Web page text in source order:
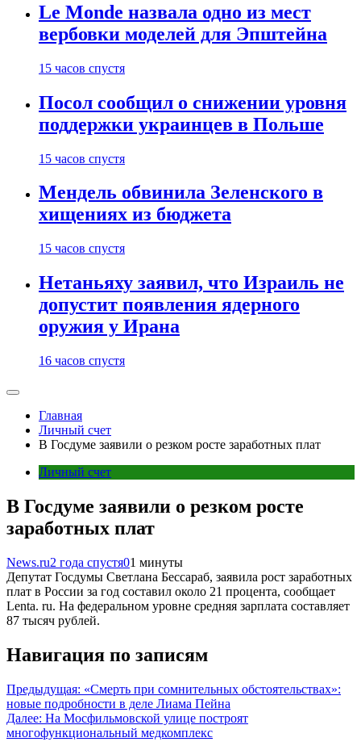
Le Monde назвала одно из мест
вербовки моделей для Эпштейна
15 часов спустя
Посол сообщил о снижении уровня
поддержки украинцев в Польше
15 часов спустя
Мендель обвинила Зеленского в
хищениях из бюджета
15 часов спустя
Нетаньяху заявил, что Израиль не
допустит появления ядерного
оружия у Ирана
16 часов спустя
Главная
Личный счет
В Госдуме заявили о резком росте заработных плат
Личный счет
В Госдуме заявили о резком росте
заработных плат
News.ru2 года спустя01 минуты
Депутат Госдумы Светлана Бессараб, заявила рост заработных
плат в России за год составил около 21 процента, сообщает
Lenta. ru. На федеральном уровне средняя зарплата составляет
87 тысяч рублей.
Навигация по записям
Предыдущая: «Смерть при сомнительных обстоятельствах»:
новые подробности в деле Лиама Пейна
Далее: На Мосфильмовской улице построят
многофункциональный медкомплекс